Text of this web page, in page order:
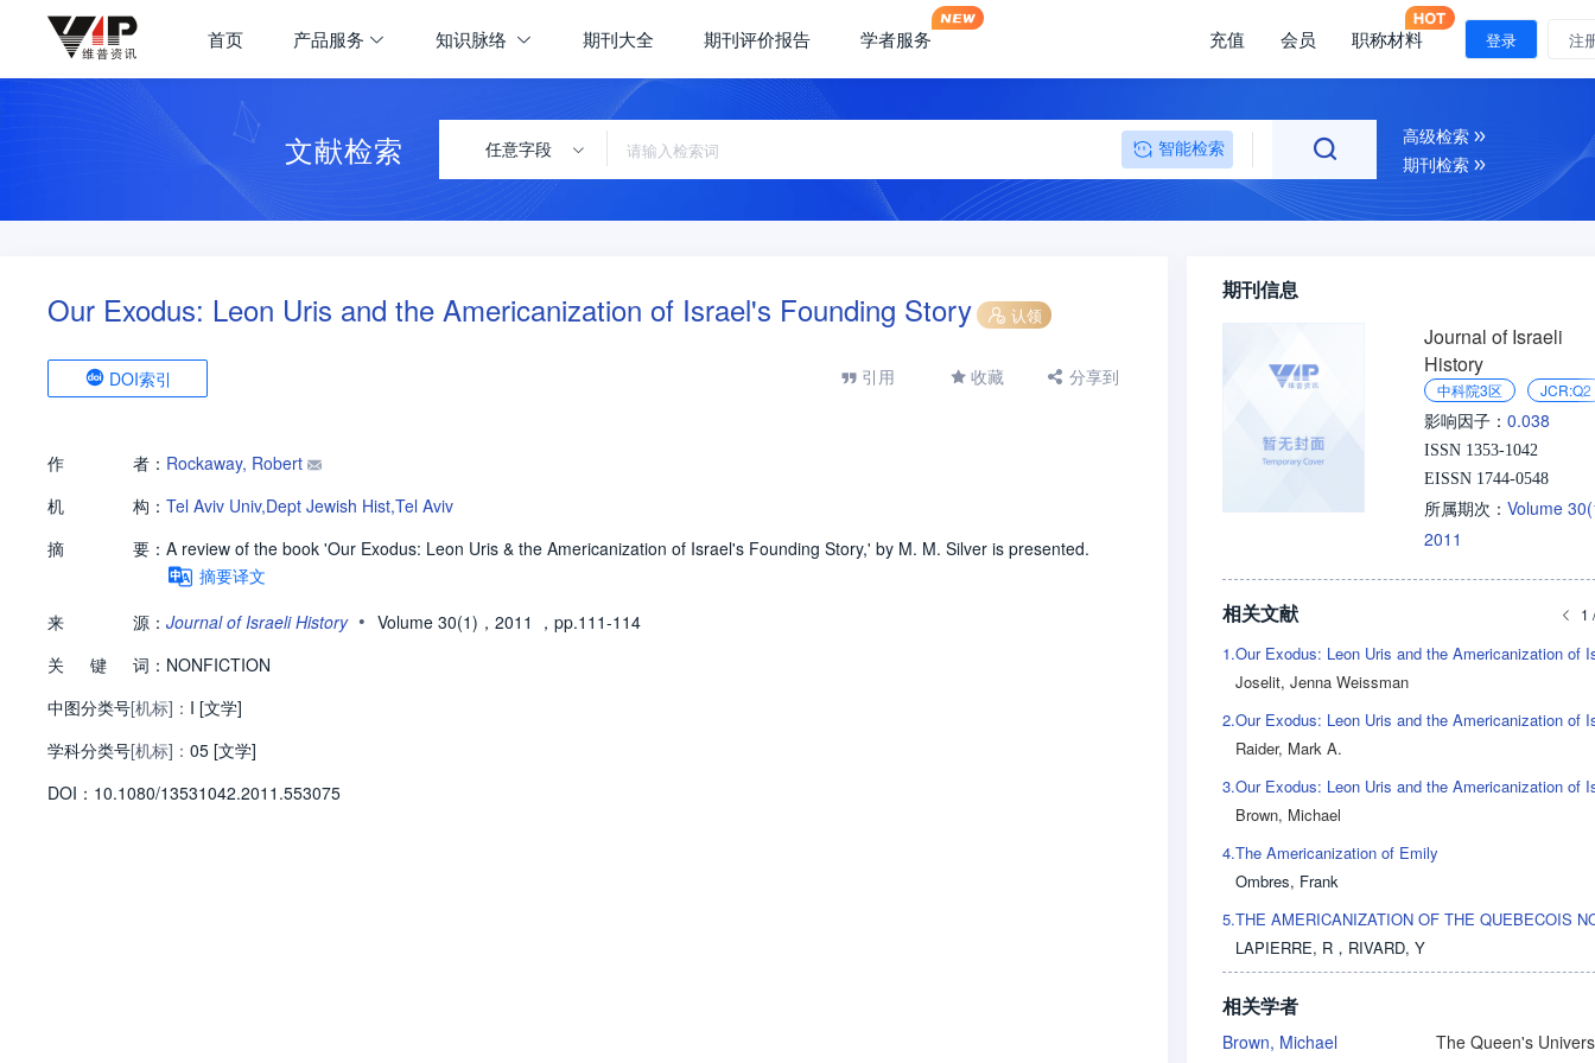
首页 产品服务 知识脉络 期刊大全 期刊评价报告 学者服务 充值 会员 职称材料 登录 注
文献检索 任意字段 智能检索
高级检索
期刊检索
Our Exodus: Leon Uris and the Americanization of Israel's Founding Story 认领
DOI索引 引用 收藏 分享到
作 者： Rockaway, Robert
机
构： Tel Aviv Univ,Dept Jewish Hist,Tel Aviv
摘
要： A review of the book 'Our Exodus: Leon Uris & the Americanization of Israel's Founding Story,' by M. M. Silver is presented.
摘要译文
来
源： Journal of Israeli History • Volume 30(1)，2011
，pp.111-114
关
键 词： NONFICTION
中图分类号[机标]： I [文学]
学科分类号[机标]： 05 [文学]
DOI： 10.1080/13531042.2011.553075
期刊信息
Journal of Israeli
History
中科院3区 JCR:Q2
影响因子： 0.038
ISSN 1353-1042
EISSN 1744-0548
所属期次： Volume
2011
相关文献 1
1.
Joselit, Jenna Weissman
2.
Raider, Mark A.
3.
Brown, Michael
4.The Americanization of Emily
Ombres, Frank
5.
LAPIERRE, R ， RIVARD, Y
相关学者
Brown, Michael